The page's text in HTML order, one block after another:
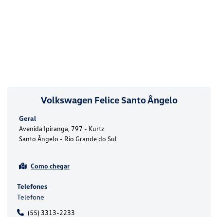
Volkswagen Felice Santo Ângelo
Geral
Avenida Ipiranga, 797 - Kurtz
Santo Ângelo - Rio Grande do Sul
Como chegar
Telefones
Telefone
(55) 3313-2233